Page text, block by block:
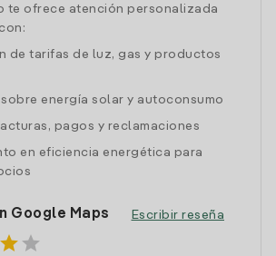
te ofrece atención personalizada
de tarifas de luz, gas y productos
sobre energía solar y autoconsumo
pagos y reclamaciones
en eficiencia energética para
Google Maps
star star
Escribir reseña